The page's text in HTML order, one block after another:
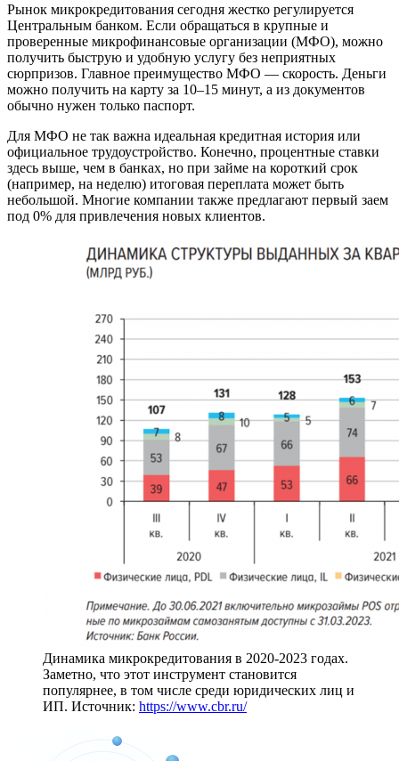
Рынок микрокредитования сегодня жестко регулируется
Центральным банком. Если обращаться в крупные и
проверенные микрофинансовые организации (МФО), можно
получить быструю и удобную услугу без неприятных
сюрпризов. Главное преимущество МФО — скорость. Деньги
можно получить на карту за 10–15 минут, а из документов
обычно нужен только паспорт.
Для МФО не так важна идеальная кредитная история или
официальное трудоустройство. Конечно, процентные ставки
здесь выше, чем в банках, но при займе на короткий срок
(например, на неделю) итоговая переплата может быть
небольшой. Многие компании также предлагают первый заем
под 0% для привлечения новых клиентов.
Динамика микрокредитования в 2020-2023 годах.
Заметно, что этот инструмент становится
популярнее, в том числе среди юридических лиц и
ИП. Источник: https://www.cbr.ru/